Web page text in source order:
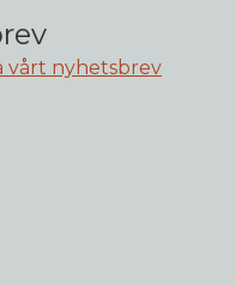
vårt nyhetsbrev